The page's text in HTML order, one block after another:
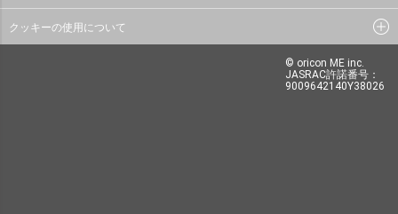
クッキーの使用について
© oricon ME inc.
JASRAC許諾番号：
9009642140Y38026